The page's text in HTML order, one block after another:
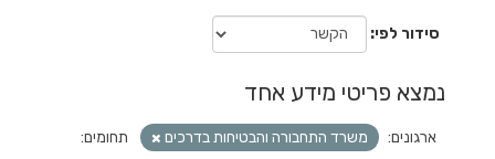
סידור לפי
נמצא פריטי מידע אחד
ארגונים: משרד התחבורה והבטיחות בדרכים
תחומים: